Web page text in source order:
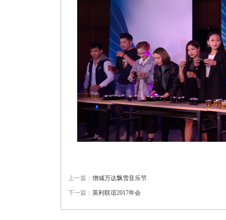
上一篇： 增城万达飘雪音乐节
下一篇： 英利联谊2017年会